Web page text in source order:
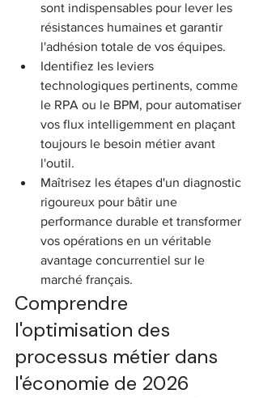
sont indispensables pour lever les
résistances humaines et garantir
l'adhésion totale de vos équipes.
Identifiez les leviers
technologiques pertinents, comme
le RPA ou le BPM, pour automatiser
vos flux intelligemment en plaçant
toujours le besoin métier avant
l'outil.
Maîtrisez les étapes d'un diagnostic
rigoureux pour bâtir une
performance durable et transformer
vos opérations en un véritable
avantage concurrentiel sur le
marché français.
Comprendre
l'optimisation des
processus métier dans
l'économie de 2026